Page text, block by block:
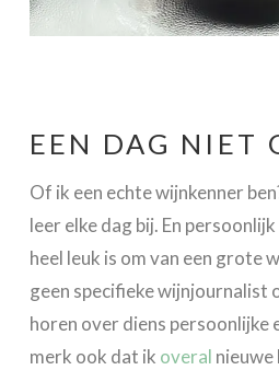
EEN DAG NIET
Of ik een echte wijnkenner
leer elke dag bij. En
heel leuk is om van een grote
geen specifieke wijnjournalist
horen over diens persoonlijke
merk ook dat ik overal nieuwe